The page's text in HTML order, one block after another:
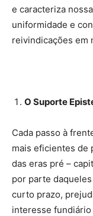
e caracteriza
uniformidade e
reivindicações em
O Suporte
Cada passo à
mais eficientes de
das eras pré –
por parte
curto prazo,
interesse fundiário